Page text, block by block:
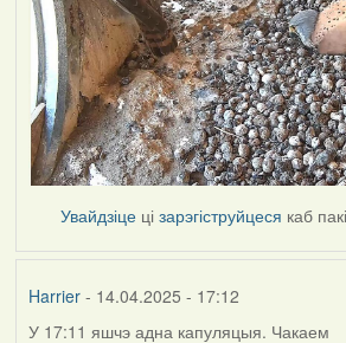
Увайдзіце цізарэгіструйцеся каб
Harrier- 14.04.2025 - 17:12
У 17:11 яшчэ адна капуляцыя. Чакаем